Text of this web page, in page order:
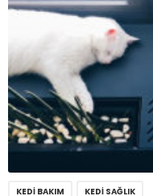
KEDI BAKIM KEDI SAĞLIK